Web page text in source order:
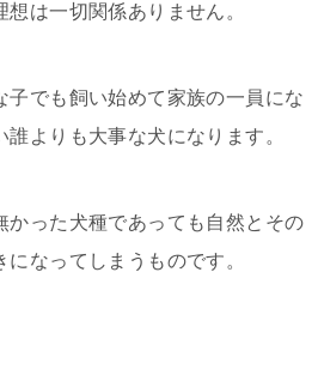
は一切関係ありません。
子でも飼い始めて家族の一員にな
よりも大事な犬になります。
かった犬種であっても自然とその
なってしまうものです。